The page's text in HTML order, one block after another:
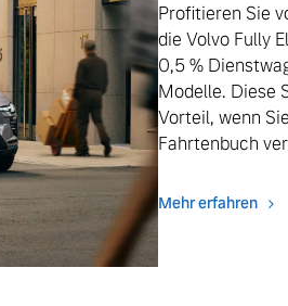
Profitieren Sie
die Volvo Fully
0,5 %
Modelle. Diese
Vorteil, wenn
Fahrtenbuch
Mehr erfahren